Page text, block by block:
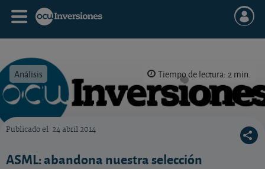
Análisis Tiempo de lectura: 2 min.
Publicado el 24 abril 2014
ASML: abandona nuestra selección